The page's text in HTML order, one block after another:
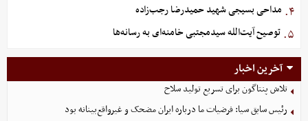
۴. مداحی بسیجی شهید حمیدرضا رجب‌زاده
۵. توصیح آیت‌الله سیدمجتبی خامنه‌ای به رسانه‌ها
آخرین اخبار
تلاش پنتاگون برای تسریع تولید سلاح
رئیس سابق سیا: فرضیات ما درباره ایران مضحک و غیرواقع‌بینانه بود